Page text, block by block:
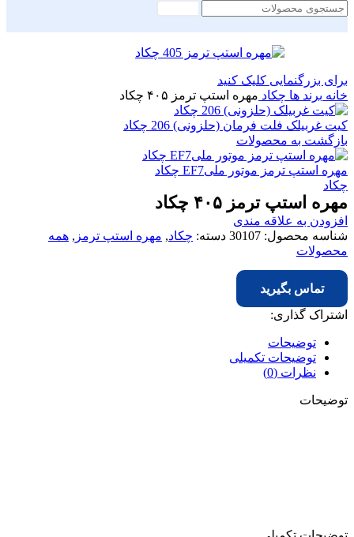
برای بزرگنمایی کلیک کنید
خانه برند ها چکاد مهره استپ ترمز ۴۰۵ چکاد
کیت غربیلک فلت فرمان (حلزونی) 206 چکاد
بازگشت به محصولات
مهره استپ ترمز موتور ملیEF7 چکاد
چکاد
مهره استپ ترمز ۴۰۵ چکاد
افزودن به علاقه مندی
شناسه محصول: 30107 دسته: چکاد, مهره استپ ترمز , همه
محصولات
تماس بگیرید
اشتراک گذاری:
توضیحات
توضیحات تکمیلی
نظرات (0)
توضیحات